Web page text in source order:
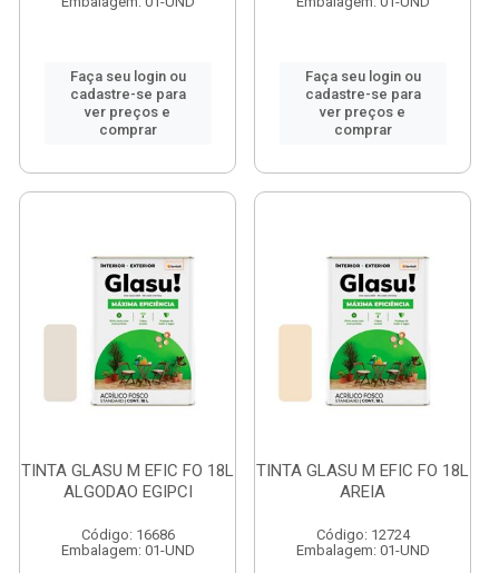
Faça seu login ou
cadastre-se para
ver preços e
comprar
Faça seu login ou
cadastre-se para
ver preços e
comprar
TINTA GLASU M EFIC FO 18L
ALGODAO EGIPCI
Código: 16686
Embalagem: 01-UND
TINTA GLASU M EFIC FO 18L
AREIA
Código: 12724
Embalagem: 01-UND